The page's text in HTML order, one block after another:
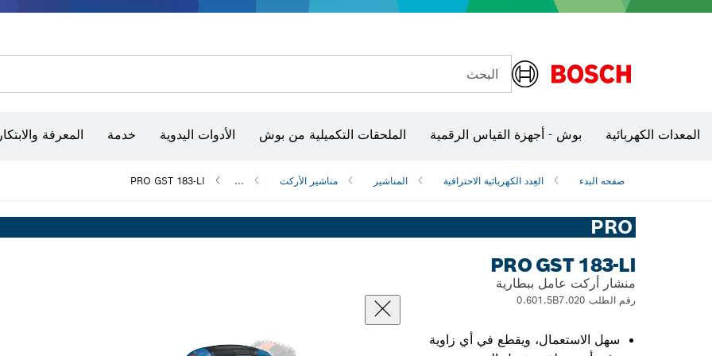
البحث
المعدات الكهربائية بوش - أجهزة القياس الرقمية الملحقات التكميلية من بوش الأدوات اليدوية خدمة المعرفة والابتكار
صفحه البدء العِدد الكهربائية الاحترافية المناشير مناشير الأركت ...
PRO GST 183-LI
PRO
PRO GST 183-LI
منشار أركت عامل ببطارية
رقم الطلب 0.601.5B7.020
سهل الاستعمال، ويقطع في أي زاوية